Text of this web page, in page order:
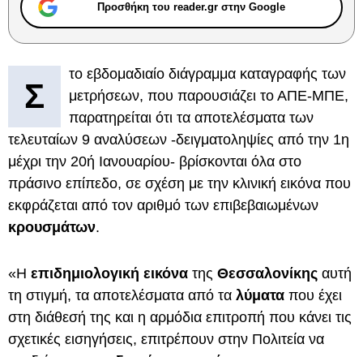
Προσθήκη του reader.gr στην Google
Σ
το εβδομαδιαίο διάγραμμα καταγραφής των
μετρήσεων, που παρουσιάζει το ΑΠΕ-ΜΠΕ,
παρατηρείται ότι τα αποτελέσματα των
τελευταίων 9 αναλύσεων -δειγματοληψίες από την 1η
μέχρι την 20ή Ιανουαρίου- βρίσκονται όλα στο
πράσινο επίπεδο, σε σχέση με την κλινική εικόνα που
εκφράζεται από τον αριθμό των επιβεβαιωμένων
κρουσμάτων.
«Η επιδημιολογική εικόνα της Θεσσαλονίκης αυτή
τη στιγμή, τα αποτελέσματα από τα λύματα που έχει
στη διάθεσή της και η αρμόδια επιτροπή που κάνει τις
σχετικές εισηγήσεις, επιτρέπουν στην Πολιτεία να